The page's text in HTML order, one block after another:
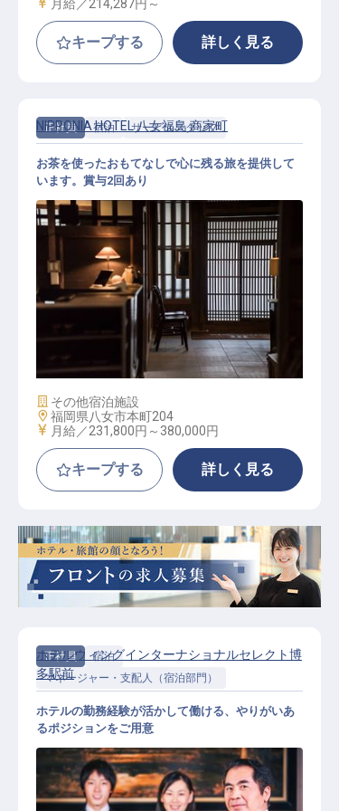
月給／214,287円～
キープする 詳しく見る
正社員 宿泊 サービススタッフ
宿泊施設スタッフ
NIPPONIA HOTEL 八女福島 商家町
お茶を使ったおもてなしで心に残る旅を提供して
います。賞与2回あり
施設業態
その他宿泊施設
勤務地
福岡県八女市本町204
給与
月給／231,800円～ 380,000円
キープする 詳しく見る
正社員
宿泊
マネージャー・支配人（宿泊部門）
ホテルウィングインターナショナルセレクト博
多駅前
ホテルの勤務経験が活かして働ける、やりがいあ
るポジションをご用意